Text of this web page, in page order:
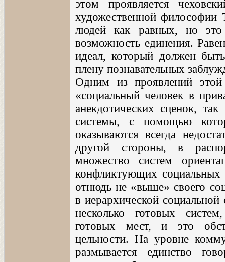
этом проявляется
художественной философии
людей как равных, но
возможность единения.
идеал, который должен
плену познавательных
Одним из проявлений этой
«социальный человек в
анекдотических сценок,
системы, с помощью
оказываются всегда
другой стороны, в
множество систем
конфликтующих социальных
отнюдь не «выше» своего
в иерархической
несколько готовых
готовых мест, и это
цельности. На уровне
размывается единство